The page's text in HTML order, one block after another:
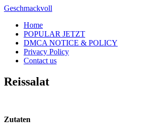
Skip
content
Geschmackvoll
Home
POPULAR JETZT
DMCA NOTICE & POLICY
Privacy Policy
Contact us
Reissalat
Zutaten